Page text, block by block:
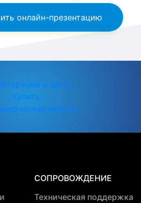
онлайн-презентацию
и цены
Купить
версия
СОПРОВОЖДЕНИЕ
Техническая поддержка